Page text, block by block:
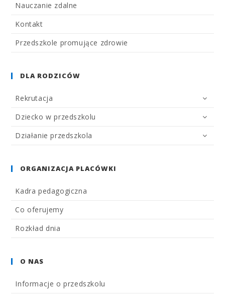
Nauczanie zdalne
Kontakt
Przedszkole promujące zdrowie
DLA RODZICÓW
Rekrutacja
Dziecko w przedszkolu
Działanie przedszkola
ORGANIZACJA PLACÓWKI
Kadra pedagogiczna
Co oferujemy
Rozkład dnia
O NAS
Informacje o przedszkolu